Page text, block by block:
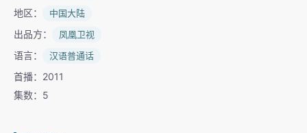
地区： 中国大陆
出品方： 凤凰卫视
语言： 汉语普通话
首播：2011
集数：5